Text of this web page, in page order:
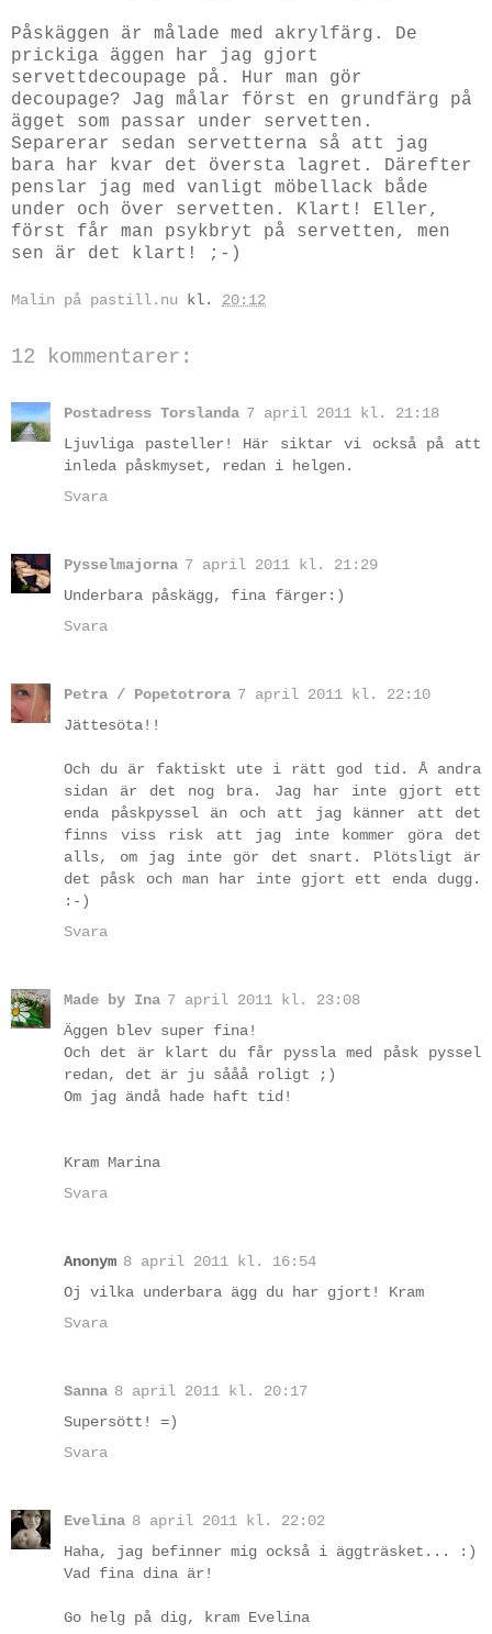
Påskäggen är målade med akrylfärg. De
prickiga äggen har jag gjort
servettdecoupage på. Hur man gör
decoupage? Jag målar först en grundfärg på
ägget som passar under servetten.
Separerar sedan servetterna så att jag
bara har kvar det översta lagret. Därefter
penslar jag med vanligt möbellack både
under och över servetten. Klart! Eller,
först får man psykbryt på servetten, men
sen är det klart! ;-)
Malin på pastill.nu kl. 20:12
12 kommentarer:
Postadress Torslanda 7 april 2011 kl. 21:18
Ljuvliga pasteller! Här siktar vi också på att
inleda påskmyset, redan i helgen.
Svara
Pysselmajorna 7 april 2011 kl. 21:29
Underbara påskägg, fina färger:)
Svara
Petra / Popetotrora 7 april 2011 kl. 22:10
Jättesöta!!
Och du är faktiskt ute i rätt god tid. Å andra
sidan är det nog bra. Jag har inte gjort ett
enda påskpyssel än och att jag känner att det
finns viss risk att jag inte kommer göra det
alls, om jag inte gör det snart. Plötsligt är
det påsk och man har inte gjort ett enda dugg.
:-)
Svara
Made by Ina 7 april 2011 kl. 23:08
Äggen blev super fina!
Och det är klart du får pyssla med påsk pyssel
redan, det är ju sååå roligt ;)
Om jag ändå hade haft tid!
Kram Marina
Svara
Anonym 8 april 2011 kl. 16:54
Oj vilka underbara ägg du har gjort! Kram
Svara
Sanna 8 april 2011 kl. 20:17
Supersött! =)
Svara
Evelina 8 april 2011 kl. 22:02
Haha, jag befinner mig också i äggträsket... :)
Vad fina dina är!
Go helg på dig, kram Evelina